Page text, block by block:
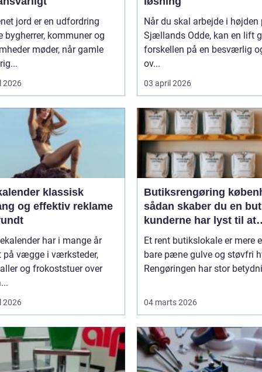
jord er en udfordring
bygherrer, kommuner og
møder, når gamle
2026
Når du skal arbejde i højden
Sjællands Odde, kan en lift
forskellen på en besværlig
ov...
03 april 2026
klassisk
og effektiv reklame
har i mange år
vægge i værksteder,
og frokoststuer over
2026
Butiksrengøring
sådan skaber du en
kunderne har lyst til at
komme tilbage til
Et rent butikslokale er mere
bare pæne gulve og støvfri
Rengøringen har stor
04 marts 2026